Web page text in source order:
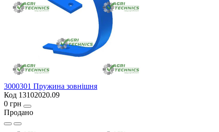
3000301 Пружина зовнішня
Код 13102020.09
0 грн
Продано